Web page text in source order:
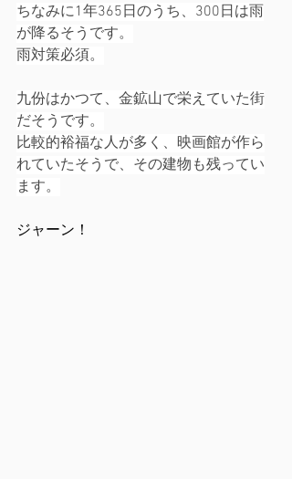
ちなみに1年365日のうち、300日は雨
が降るそうです。
雨対策必須。
九份はかつて、金鉱山で栄えていた街
だそうです。
比較的裕福な人が多く、映画館が作ら
れていたそうで、その建物も残ってい
ます。
ジャーン！